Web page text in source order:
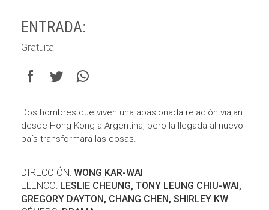
ENTRADA:
Gratuita
Dos hombres que viven una apasionada relación viajan
desde Hong Kong a Argentina, pero la llegada al nuevo
país transformará las cosas.
DIRECCIÓN: WONG KAR-WAI
ELENCO: LESLIE CHEUNG, TONY LEUNG CHIU-WAI,
GREGORY DAYTON, CHANG CHEN, SHIRLEY KW